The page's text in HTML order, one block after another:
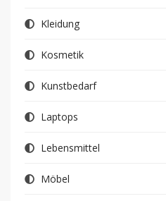
Kleidung
Kosmetik
Kunstbedarf
Laptops
Lebensmittel
Möbel